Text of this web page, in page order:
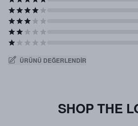
ÜRÜNÜ DEĞERLENDIR
SHOP THE